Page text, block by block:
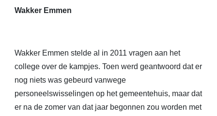
Wakker Emmen
Wakker Emmen stelde al in 2011 vragen aan het
college over de kampjes. Toen werd geantwoord dat er
nog niets was gebeurd vanwege
personeelswisselingen op het gemeentehuis, maar dat
er na de zomer van dat jaar begonnen zou worden met